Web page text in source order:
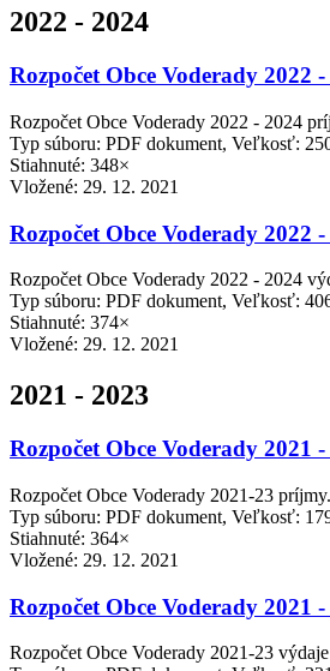
2022 - 2024
Rozpočet Obce Voderady 2022
Rozpočet Obce Voderady 2022 - 2024
Typ súboru: PDF dokument, Veľkosť:
Stiahnuté: 348×
Vložené: 29. 12. 2021
Rozpočet Obce Voderady 2022
Rozpočet Obce Voderady 2022 - 2024
Typ súboru: PDF dokument, Veľkosť:
Stiahnuté: 374×
Vložené: 29. 12. 2021
2021 - 2023
Rozpočet Obce Voderady 2021
Rozpočet Obce Voderady 2021-23
Typ súboru: PDF dokument, Veľkosť:
Stiahnuté: 364×
Vložené: 29. 12. 2021
Rozpočet Obce Voderady 2021
Rozpočet Obce Voderady 2021-23